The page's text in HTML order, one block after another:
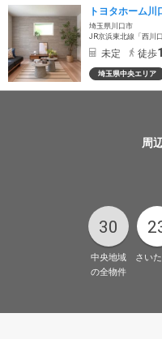
トヨタホーム
埼玉県川口市
JR京浜東北線「西川
未定 徒歩
埼玉県中央エリア
周
30
中央地域
の全物件
さい